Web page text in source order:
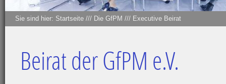
Sie sind hier: Startseite /// Die GfPM /// Executive Beirat
Beirat der GfPM e.V.